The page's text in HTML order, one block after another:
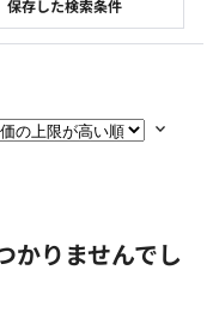
かりませんでし
保存した検索条件